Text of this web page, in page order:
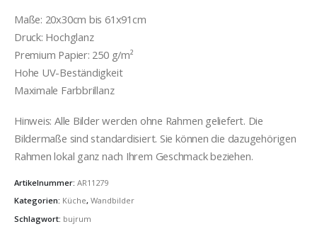
Maße: 20x30cm bis 61x91cm
Druck: Hochglanz
Premium Papier: 250 g/m²
Hohe UV-Beständigkeit
Maximale Farbbrillanz
Hinweis: Alle Bilder werden ohne Rahmen geliefert. Die
Bildermaße sind standardisiert. Sie können die dazugehörigen
Rahmen lokal ganz nach Ihrem Geschmack beziehen.
Artikelnummer: AR11279
Kategorien: Küche, Wandbilder
Schlagwort: bujrum